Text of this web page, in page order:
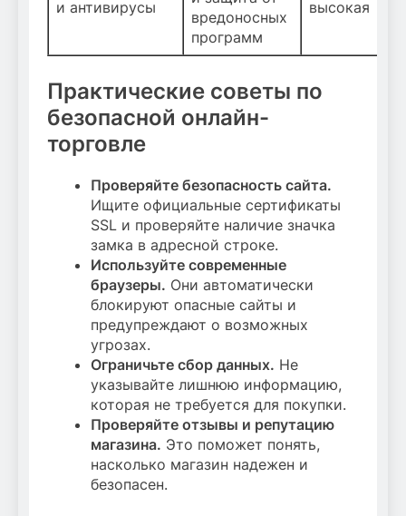
и антивирусы
вредоносных
программ
высокая
Практические советы по
безопасной онлайн-
торговле
Проверяйте безопасность сайта.
Ищите официальные сертификаты
SSL и проверяйте наличие значка
замка в адресной строке.
Используйте современные
браузеры. Они автоматически
блокируют опасные сайты и
предупреждают о возможных
угрозах.
Ограничьте сбор данных. Не
указывайте лишнюю информацию,
которая не требуется для покупки.
Проверяйте отзывы и репутацию
магазина. Это поможет понять,
насколько магазин надежен и
безопасен.